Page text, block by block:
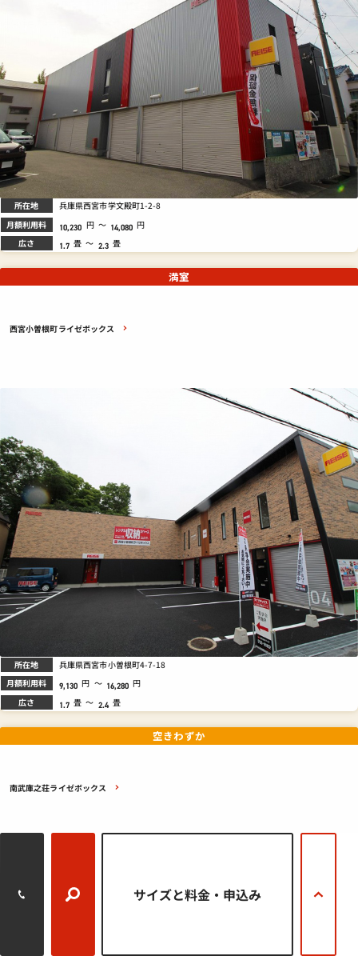
所在地 兵庫県西宮市学文殿町1-2-8
月額利用料 10,230 円 ～ 14,080 円
広さ 1.7 畳 ～ 2.3 畳
西宮小曽根町ライゼボックス
満室
所在地 兵庫県西宮市小曽根町4-7-18
月額利用料 9,130 円 ～ 16,280 円
広さ 1.7 畳 ～ 2.4 畳
南武庫之荘ライゼボックス
空きわずか
サイズと料金 ・申込み